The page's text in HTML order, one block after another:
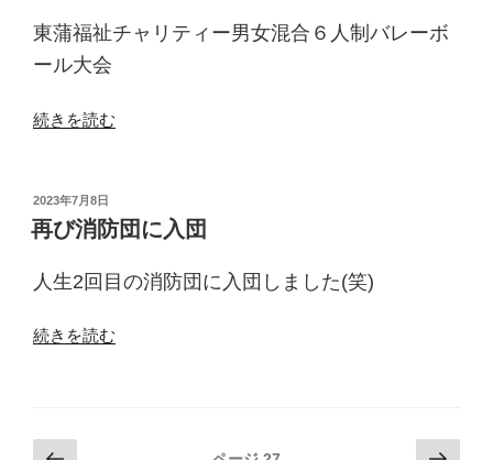
習”
東蒲福祉チャリティー男女混合６人制バレーボ
ール大会
“チ
テ
ィ
大
の
続きを読む
投
稿
日:
2023年7月8日
再び消防団に入団
人生2回目の消防団に入団しました(笑)
“再
団
続きを読む
投